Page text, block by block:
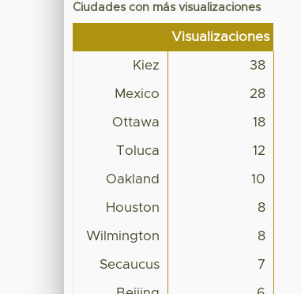
Ciudades con más visualizaciones
Visualizaciones
Kiez 38
Mexico 28
Ottawa 18
Toluca 12
Oakland 10
Houston 8
Wilmington 8
Secaucus 7